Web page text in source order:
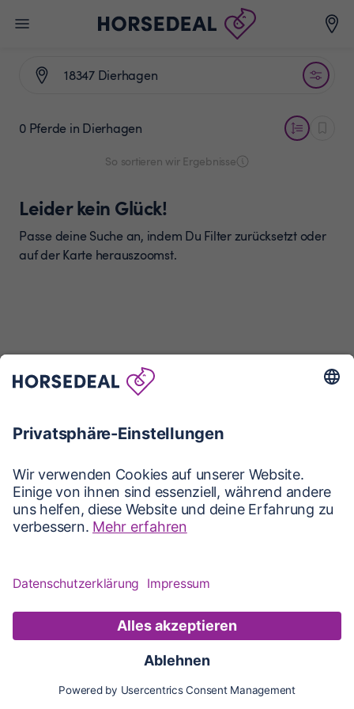
Karte Updates Konto
Karte
0 Pferde in Dierhagen
So sortieren wir Ergebnisse
Leider kein Glück!
Passe deine Suche an, indem Du Filter zurücksetzt oder
auf der Karte herauszoomst.